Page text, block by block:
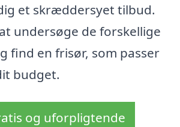
et skræddersyet tilbud.
undersøge de forskellige
find en frisør, som passer
budget.
og uforpligtende